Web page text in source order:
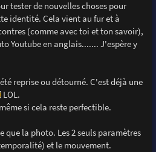
tester de nouvelles choses pour
identité. Cela vient au fur et à
(comme avec toi et ton savoir),
Youtube en anglais....... J'espère y
reprise ou détourné. C'est déjà une
LOL.
si cela reste perfectible.
que la photo. Les 2 seuls paramètres
et le mouvement.